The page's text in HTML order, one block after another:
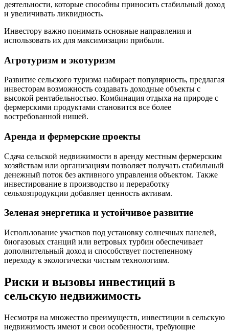
деятельности, которые способны приносить стабильный доход
и увеличивать ликвидность.
Инвестору важно понимать основные направления и
использовать их для максимизации прибыли.
Агротуризм и экотуризм
Развитие сельского туризма набирает популярность, предлагая
инвесторам возможность создавать доходные объекты с
высокой рентабельностью. Комбинация отдыха на природе с
фермерскими продуктами становится все более
востребованной нишей.
Аренда и фермерские проекты
Сдача сельской недвижимости в аренду местным фермерским
хозяйствам или организациям позволяет получать стабильный
денежный поток без активного управления объектом. Также
инвестирование в производство и переработку
сельхозпродукции добавляет ценность активам.
Зеленая энергетика и устойчивое развитие
Использование участков под установку солнечных панелей,
биогазовых станций или ветровых турбин обеспечивает
дополнительный доход и способствует постепенному
переходу к экологически чистым технологиям.
Риски и вызовы инвестиций в
сельскую недвижимость
Несмотря на множество преимуществ, инвестиции в сельскую
недвижимость имеют и свои особенности, требующие